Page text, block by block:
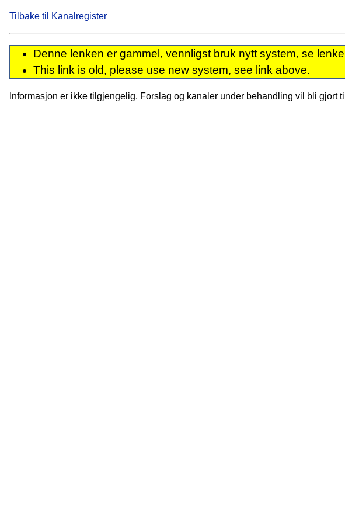
Tilbake til Kanalregister
Denne lenken er gammel, vennligst bruk nytt system, se
This link is old, please use new system, see link above.
Informasjon er ikke tilgjengelig. Forslag og kanaler under behandling vil bli gjort